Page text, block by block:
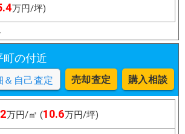
万円/坪)
町の付近
＆自己査定 売却査定 購入相談
万円/㎡ (10.6万円/坪)